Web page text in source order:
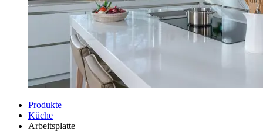
Produkte
Küche
Arbeitsplatte